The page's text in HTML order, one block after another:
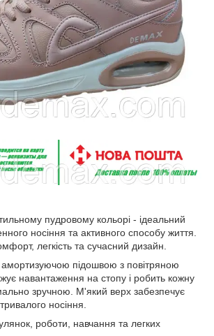
пудровому кольорі - ідеальний
носіння та активного способу життя.
легкість та сучасний дизайн.
амортизуючою підошвою з повітряною
навантаження на стопу і робить кожну
зручною. М'який верх забезпечує
носіння.
роботи, навчання та легких